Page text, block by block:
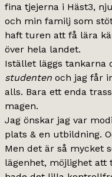
fina tjejerna i Häst3,
och min familj som
haft turen att få lära
över hela landet.
Istället läggs tankarna
studenten och jag får
alls. Bara ett enda
magen.
Jag önskar jag var
plats & en utbildning.
Men det är så mycket
lägenhet, möjlighet att